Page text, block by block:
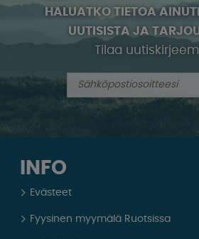
HALUATKO TIETOA
UUTISISTA JA
Tilaa
INFO
Evästeet
Fyysinen myymälä Ruotsissa